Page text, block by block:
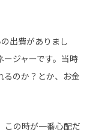
出費がありまし
ジャーです。当時
るのか？とか、お金
この時が一番心配だ